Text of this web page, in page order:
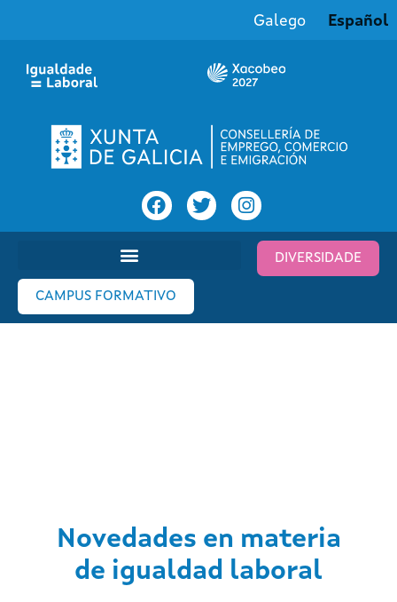
Galego Español
DIVERSIDADE
CAMPUS FORMATIVO
Novedades en materia
de igualdad laboral